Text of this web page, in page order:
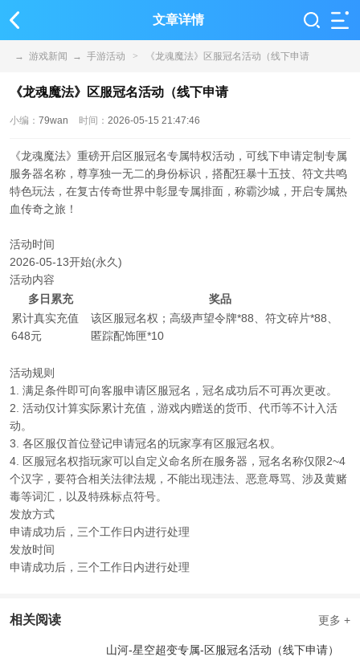
文章详情
→ 游戏新闻 → 手游活动 > 《龙魂魔法》区服冠名活动（线下申请
《龙魂魔法》区服冠名活动（线下申请
小编： 79wan 时间： 2026-05-15 21:47:46
《龙魂魔法》重磅开启区服冠名专属特权活动，可线下申请定制专属
服务器名称，尊享独一无二的身份标识，搭配狂暴十五技、符文共鸣
特色玩法，在复古传奇世界中彰显专属排面，称霸沙城，开启专属热
血传奇之旅！
活动时间
2026-05-13开始(永久)
活动内容
多日累充
奖品
累计真实充值
648元
该区服冠名权；高级声望令牌*88、符文碎片*88、
匿踪配饰匣*10
活动规则
1. 满足条件即可向客服申请区服冠名，冠名成功后不可再次更改。
2. 活动仅计算实际累计充值，游戏内赠送的货币、代币等不计入活
动。
3. 各区服仅首位登记申请冠名的玩家享有区服冠名权。
4. 区服冠名权指玩家可以自定义命名所在服务器，冠名名称仅限2~4
个汉字，要符合相关法律法规，不能出现违法、恶意辱骂、涉及黄赌
毒等词汇，以及特殊标点符号。
发放方式
申请成功后，三个工作日内进行处理
发放时间
申请成功后，三个工作日内进行处理
相关阅读 更多 +
山河-星空超变专属-区服冠名活动（线下申请）